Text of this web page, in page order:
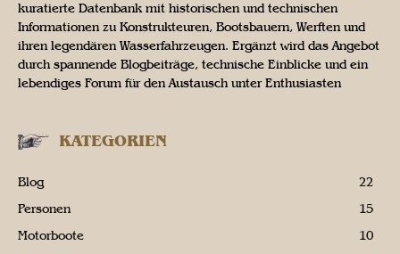
kuratierte Datenbank mit historischen und technischen
Informationen zu Konstrukteuren, Bootsbauern, Werften und
ihren legendären Wasserfahrzeugen. Ergänzt wird das Angebot
durch spannende Blogbeiträge, technische Einblicke und ein
lebendiges Forum für den Austausch unter Enthusiasten
KATEGORIEN
Blog
22
Personen
15
Motorboote
10